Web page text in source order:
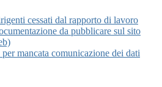
cessati dal rapporto di lavoro
da pubblicare sul sito
mancata comunicazione dei dati